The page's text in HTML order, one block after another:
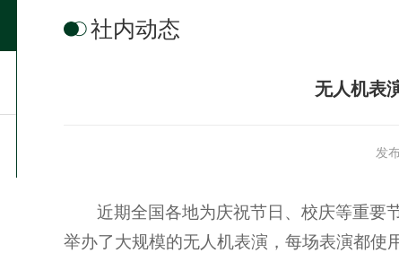
社内动态
无人机表
发
近期全国各地为庆祝节日、校庆等重要
举办了大规模的无人机表演，每场表演都使